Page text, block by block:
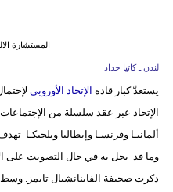
المستشارة
لندن ـ كاتيا حداد
يستعدّ كبار قادة الإتحاد الأوروبي
الإتحاد عبر عقد سلسلة من
ألمانيـا وفرنسـا وإيطاليا وبلجيكـا
وما قد يحل به في حال التصويت على
ذكرت صحيفة الفاينانشيال تايمز.